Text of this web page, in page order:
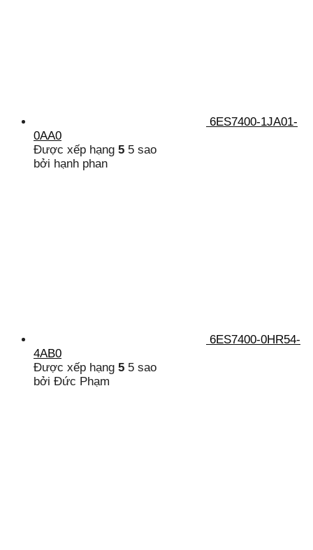
6ES7400-1JA01-
0AA0
Được xếp hạng 5 5 sao
bởi hạnh phan
6ES7400-0HR54-
4AB0
Được xếp hạng 5 5 sao
bởi Đức Phạm